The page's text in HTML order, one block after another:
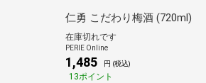
仁勇 こだわり梅酒 (720ml)
在庫切れです
PERIE Online
1,485 円 (税込)
13ポイント